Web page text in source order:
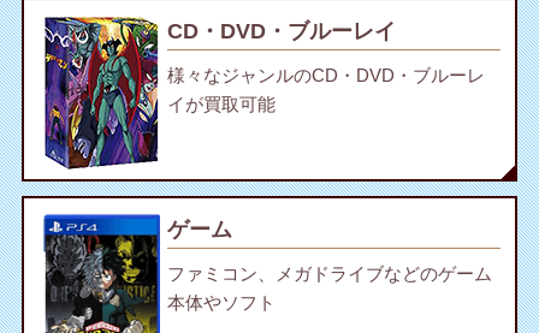
CD・DVD・ブルーレイ
様々なジャンルのCD・DVD・ブルーレ
イが買取可能
ゲーム
ファミコン、メガドライブなどのゲーム
本体やソフト